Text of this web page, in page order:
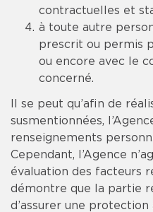
contractuelles et
à toute autre
prescrit ou permis
ou encore avec le
concerné.
Il se peut qu’afin de
susmentionnées,
renseignements
Cependant, l’Agence
évaluation des facteurs
démontre que la partie
d’assurer une protection